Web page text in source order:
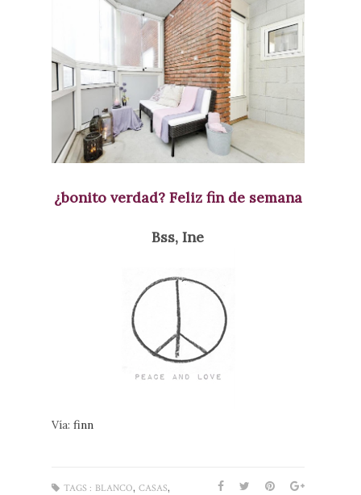
¿bonito verdad? Feliz fin de semana
Bss, Ine
Vía: finn
TAGS : BLANCO, CASAS,